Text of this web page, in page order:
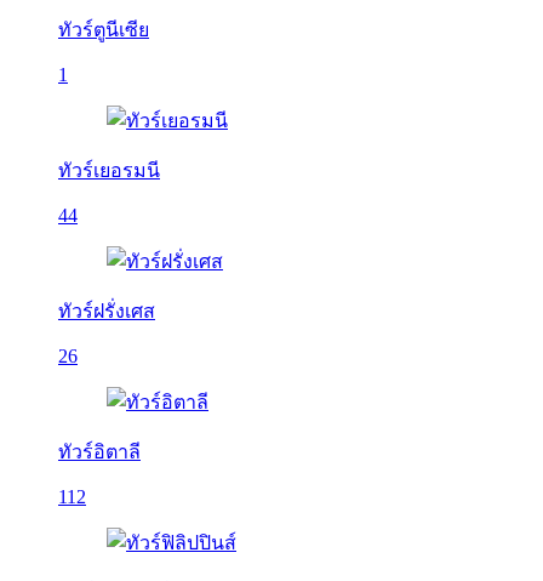
ทัวร์ตูนีเซีย
1
ทัวร์เยอรมนี
44
ทัวร์ฝรั่งเศส
26
ทัวร์อิตาลี
112